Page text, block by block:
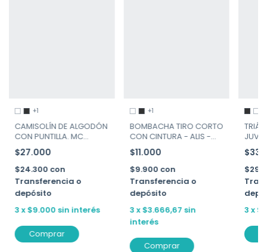
+1
CAMISOLÍN DE ALGODÓN
CON PUNTILLA. MC
CARTNEY ART. 1190
$27.000
$24.300 con
Transferencia o
depósito
3 x$9.000 sin interés
Comprar
+1
BOMBACHA TIRO CORTO
CON CINTURA - ALIS -
ART. 600
$11.000
$9.900 con
Transferencia o
depósito
3x$3.666,67 sin
interés
Comprar
3 x